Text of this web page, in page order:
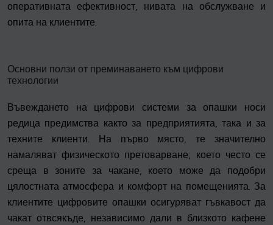
оперативната ефективност, нивата на обслужване и
опита на клиентите.
Основни ползи от преминаването към цифрови
технологии
Въвеждането на цифрови системи за опашки носи
редица предимства както за предприятията, така и за
техните клиенти. На първо място, те значително
намаляват физическото претоварване, което често се
среща в зоните за чакане, което може да подобри
цялостната атмосфера и комфорт на помещенията. За
клиентите цифровите опашки осигуряват гъвкавост да
чакат отвсякъде, независимо дали в близкото кафене